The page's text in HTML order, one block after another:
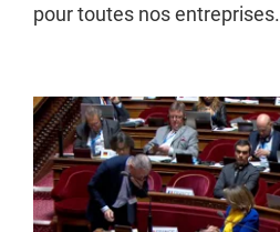
pour toutes nos entreprises.